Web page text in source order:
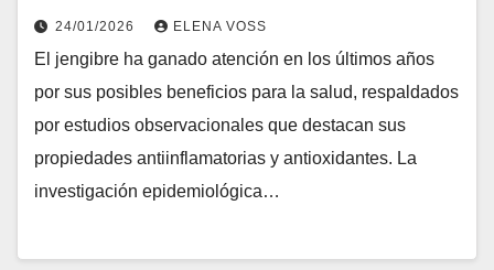
24/01/2026 ELENA VOSS
El jengibre ha ganado atención en los últimos años
por sus posibles beneficios para la salud, respaldados
por estudios observacionales que destacan sus
propiedades antiinflamatorias y antioxidantes. La
investigación epidemiológica…